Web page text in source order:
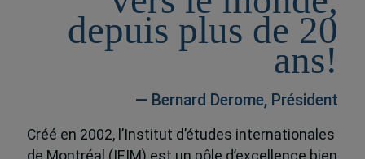
depuis plus de 20
ans!
— Bernard Derome, Président
Créé en 2002, l’Institut d’études internationales